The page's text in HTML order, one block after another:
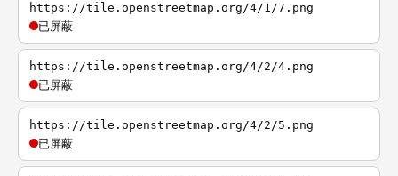
https://tile.openstreetmap.org/4/1/7.png
已屏蔽
https://tile.openstreetmap.org/4/2/4.png
已屏蔽
https://tile.openstreetmap.org/4/2/5.png
已屏蔽